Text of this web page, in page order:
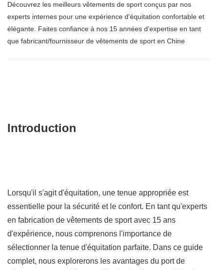
Découvrez les meilleurs vêtements de sport conçus par nos
experts internes pour une expérience d'équitation confortable et
élégante. Faites confiance à nos 15 années d'expertise en tant
que fabricant/fournisseur de vêtements de sport en Chine
Introduction
Lorsqu'il s'agit d'équitation, une tenue appropriée est
essentielle pour la sécurité et le confort. En tant qu'experts
en fabrication de vêtements de sport avec 15 ans
d'expérience, nous comprenons l'importance de
sélectionner la tenue d'équitation parfaite. Dans ce guide
complet, nous explorerons les avantages du port de